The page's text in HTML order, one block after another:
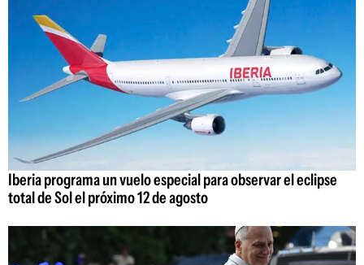
Iberia programa un vuelo especial para observar el eclipse
total de Sol el próximo 12 de agosto